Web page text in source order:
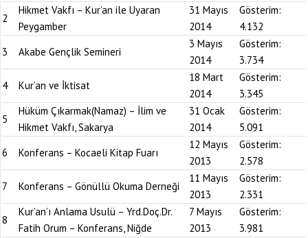
2
Hikmet Vakfı – Kur’an ile Uyaran
Peygamber
31 Mayıs
2014
Gösterim:
4.132
3
Akabe Gençlik Semineri
3 Mayıs
2014
Gösterim:
3.734
4
Kur’an ve İktisat
18 Mart
2014
Gösterim:
3.345
5
Hüküm Çıkarmak(Namaz) – İlim ve
Hikmet Vakfı, Sakarya
31 Ocak
2014
Gösterim:
5.091
6
Konferans – Kocaeli Kitap Fuarı
12 Mayıs
2013
Gösterim:
2.578
7
Konferans – Gönüllü Okuma Derneği
11 Mayıs
2013
Gösterim:
2.331
8
Kur’an’ı Anlama Usulü – Yrd.Doç.Dr.
Fatih Orum – Konferans, Niğde
7 Mayıs
2013
Gösterim:
3.981